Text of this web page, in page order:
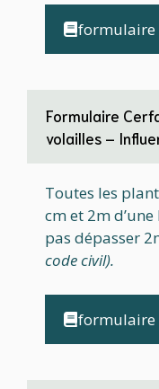
formulaire
Formulaire
volailles –
Toutes les
cm et 2m
pas dépasser
code civil).
formulaire